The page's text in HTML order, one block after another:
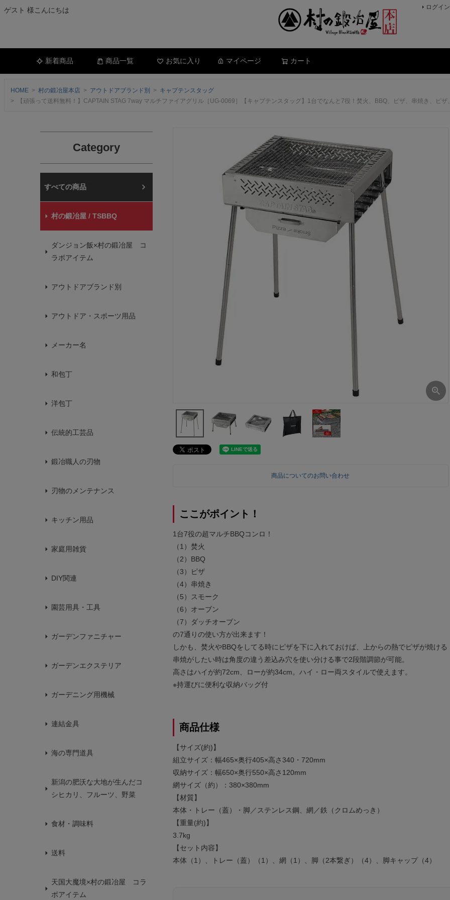
ゲスト 様こんにちは ログイン
新着商品 商品一覧 お気に入り マイページ カート
HOME 村の鍛冶屋本店 アウトドアブランド別
キャプテンスタッグ
【頑張って送料無料！】CAPTAIN STAG 7way マルチファイアグリル［UG-0069］【キャプテンスタッグ】1台でなんと7役！焚火、BBQ、ピザ、串焼き、ピ
Category
村の鍛冶屋本店
村の鍛冶屋 / TSBBQ
ダンジョン飯×村の鍛冶屋 コ
ラボアイテム
アウトドアブランド別
アウトドア・スポーツ用品
メーカー名
和包丁
洋包丁
伝統的工芸品
鍛冶職人の刃物
刃物のメンテナンス
キッチン用品
家庭用雑貨
DIY関連
園芸用具・工具
ガーデンファニチャー
ガーデンエクステリア
ガーデニング用機械
連結金具
海の専門道具
新潟の肥沃な大地が生んだコ
シヒカリ、フルーツ、野菜
食材・調味料
送料
天国大魔境×村の鍛冶屋 コラ
ボアイテム
商品についてのお問い合わせ
ここがポイント！
1台7役の超マルチBBQコンロ！
（1）焚火
（2）BBQ
（3）ピザ
（4）串焼き
（5）スモーク
（6）オーブン
（7）ダッチオーブン
の7通りの使い方が出来ます！
しかも、焚火やBBQをしてる時にピザを下に入れておけば、上からの熱でピザが焼ける
串焼がしたい時は角度の違う差込み穴を使い分ける事で2段階調節が可能。
高さはハイが約72cm、ローが約34cm。ハイ・ロー両スタイルで使えます。
※持運びに便利な収納バッグ付
商品仕様
【サイズ(約)】
組立サイズ：幅465×奥行405×高さ340・720mm
収納サイズ：幅650×奥行550×高さ120mm
網サイズ（約）：380×380mm
【材質】
本体・トレー（蓋）・脚／ステンレス鋼、網／鉄（クロムめっき）
【重量(約)】
3.7kg
【セット内容】
本体（1）、トレー（蓋）（1）、網（1）、脚（2本繋ぎ）（4）、脚キャップ（4）